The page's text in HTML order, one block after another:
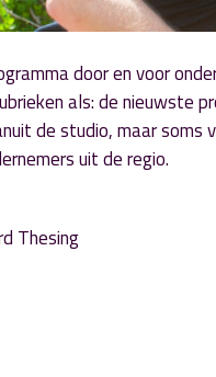
door en voor
als: de nieuwste
de studio, maar soms
uit de regio.
Thesing